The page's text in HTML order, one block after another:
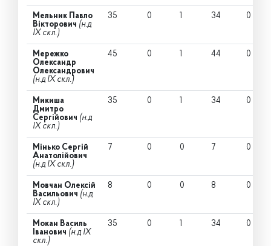
Мельник Павло
Вікторович (н.д
IX скл.)
35 0 1 34 0
Мережко
Олександр
Олександрович
(н.д IX скл.)
45 0 1 44 0
Микиша
Дмитро
Сергійович (н.д
IX скл.)
35 0 1 34 0
Мінько Сергій
Анатолійович
(н.д IX скл.)
7 0 0 7 0
Мовчан Олексій
Васильович (н.д
IX скл.)
8 0 0 8 0
Мокан Василь
Іванович (н.д IX
скл.)
35 0 1 34 0